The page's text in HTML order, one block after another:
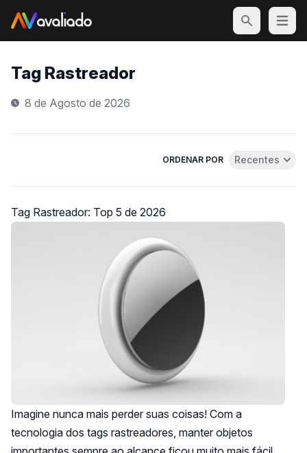
Open
Tag Rastreador
8 de Agosto de 2026
ORDENAR POR Abrir menu de
Recentes
Tag Rastreador: Top 5 de 2026
Imagine nunca mais perder suas coisas! Com a
tecnologia dos tags rastreadores, manter objetos